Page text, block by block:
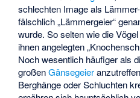
schlechten Image als
fälschlich „Lämmergeier“
wurde. So selten wie die
ihnen angelegten „
Noch wesentlich häufiger als
großenGänsegeier
Berghänge oder Schluchten